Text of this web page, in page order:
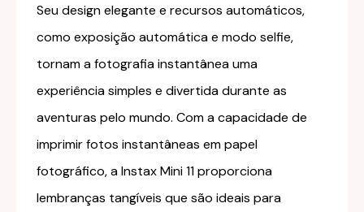
Seu design elegante e recursos automáticos,
como exposição automática e modo selfie,
tornam a fotografia instantânea uma
experiência simples e divertida durante as
aventuras pelo mundo. Com a capacidade de
imprimir fotos instantâneas em papel
fotográfico, a Instax Mini 11 proporciona
lembranças tangíveis que são ideais para